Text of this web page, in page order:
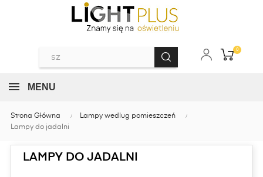
0
MENU
Strona Główna
Lampy wedlug pomieszczeń
Lampy do jadalni
LAMPY DO JADALNI